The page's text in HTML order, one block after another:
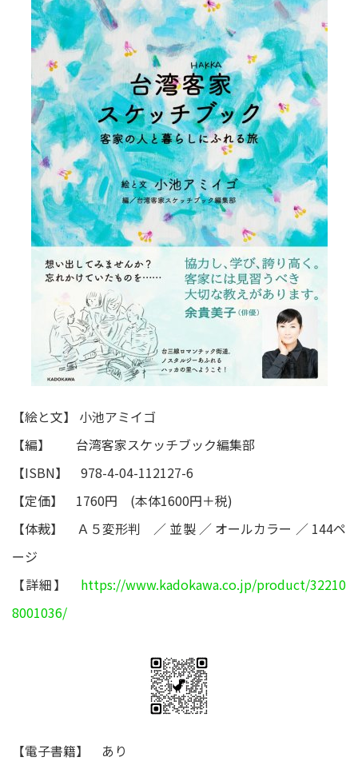
【絵と文】 小池アミイゴ
【編】 台湾客家スケッチブック編集部
【ISBN】 978-4-04-112127-6
【定価】 1760円 (本体1600円＋税)
【体裁】 Ａ５変形判 ／ 並製 ／ オールカラー ／ 144ペ
ージ
【詳細】 https://www.kadokawa.co.jp/product/32210
8001036/
【電子書籍】 あり